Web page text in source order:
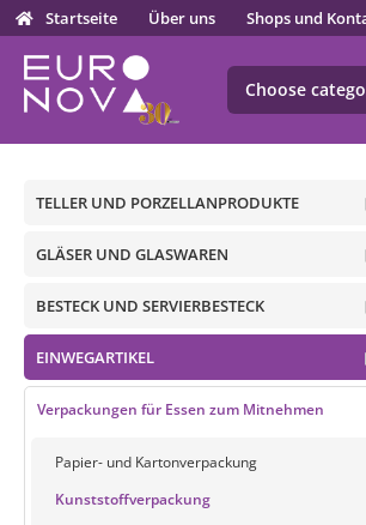
Startseite Über uns Shops und
Choose
TELLER UND PORZELLANPRODUKTE
GLÄSER UND GLASWAREN
BESTECK UND SERVIERBESTECK
EINWEGARTIKEL
Verpackungen für Essen zum Mitnehmen
Papier- und Kartonverpackung
Kunststoffverpackung